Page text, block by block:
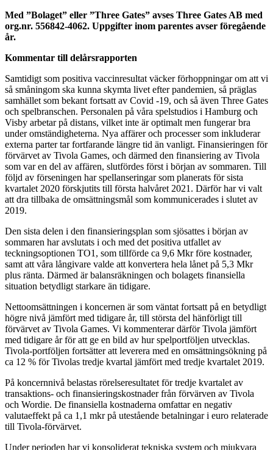
Med ”Bolaget” eller ”Three Gates” avses Three Gates AB med
org.nr. 556842-4062. Uppgifter inom parentes avser föregående
år.
Kommentar till delårsrapporten
Samtidigt som positiva vaccinresultat väcker förhoppningar om att vi
så småningom ska kunna skymta livet efter pandemien, så präglas
samhället som bekant fortsatt av Covid -19, och så även Three Gates
och spelbranschen. Personalen på våra spelstudios i Hamburg och
Visby arbetar på distans, vilket inte är optimalt men fungerar bra
under omständigheterna. Nya affärer och processer som inkluderar
externa parter tar fortfarande längre tid än vanligt. Finansieringen för
förvärvet av Tivola Games, och därmed den finansiering av Tivola
som var en del av affären, slutfördes först i början av sommaren. Till
följd av förseningen har spellanseringar som planerats för sista
kvartalet 2020 förskjutits till första halvåret 2021. Därför har vi valt
att dra tillbaka de omsättningsmål som kommunicerades i slutet av
2019.
Den sista delen i den finansieringsplan som sjösattes i början av
sommaren har avslutats i och med det positiva utfallet av
teckningsoptionen TO1, som tillförde ca 9,6 Mkr före kostnader,
samt att våra långivare valde att konvertera hela lånet på 5,3 Mkr
plus ränta. Därmed är balansräkningen och bolagets finansiella
situation betydligt starkare än tidigare.
Nettoomsättningen i koncernen är som väntat fortsatt på en betydligt
högre nivå jämfört med tidigare år, till största del hänförligt till
förvärvet av Tivola Games. Vi kommenterar därför Tivola jämfört
med tidigare år för att ge en bild av hur spelportföljen utvecklas.
Tivola-portföljen fortsätter att leverera med en omsättningsökning på
ca 12 % för Tivolas tredje kvartal jämfört med tredje kvartalet 2019.
På koncernnivå belastas rörelseresultatet för tredje kvartalet av
transaktions- och finansieringskostnader från förvärven av Tivola
och Wordie. De finansiella kostnaderna omfattar en negativ
valutaeffekt på ca 1,1 mkr på utestående betalningar i euro relaterade
till Tivola-förvärvet.
Under perioden har vi konsoliderat tekniska system och mjukvara